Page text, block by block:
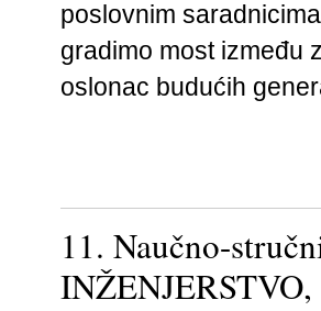
poslovnim
gradimo most između
oslonac budućih
11. Naučno-